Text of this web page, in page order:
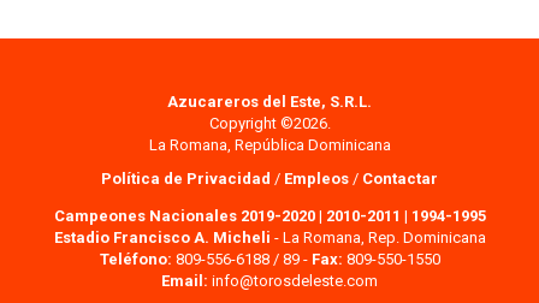
Azucareros del Este, S.R.L.
Copyright ©2026.
La Romana, República Dominicana
Política de Privacidad / Empleos / Contactar
Campeones Nacionales 2019-2020| 2010-2011 | 1994-1995
Estadio Francisco A. Micheli - La Romana, Rep. Dominicana
Teléfono: 809-556-6188 / 89 - Fax: 809-550-1550
Email: info@torosdeleste.com